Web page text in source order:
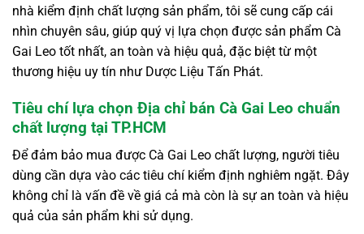
nhà kiểm định chất lượng sản phẩm, tôi sẽ cung cấp cái
nhìn chuyên sâu, giúp quý vị lựa chọn được sản phẩm Cà
Gai Leo tốt nhất, an toàn và hiệu quả, đặc biệt từ một
thương hiệu uy tín như Dược Liệu Tấn Phát.
Tiêu chí lựa chọn Địa chỉ bán Cà Gai Leo chuẩn
chất lượng tại TP.HCM
Để đảm bảo mua được Cà Gai Leo chất lượng, người tiêu
dùng cần dựa vào các tiêu chí kiểm định nghiêm ngặt. Đây
không chỉ là vấn đề về giá cả mà còn là sự an toàn và hiệu
quả của sản phẩm khi sử dụng.